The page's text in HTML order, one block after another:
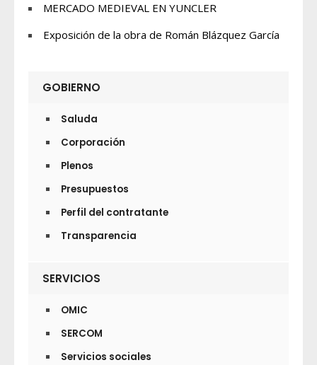
MERCADO MEDIEVAL EN YUNCLER
Exposición de la obra de Román Blázquez García
GOBIERNO
Saluda
Corporación
Plenos
Presupuestos
Perfil del contratante
Transparencia
SERVICIOS
OMIC
SERCOM
Servicios sociales